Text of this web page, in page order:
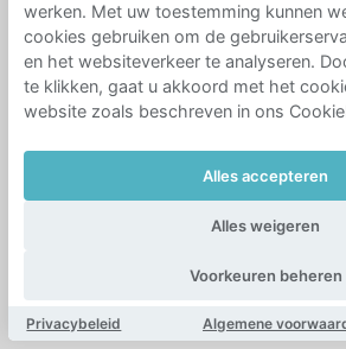
werken. Met uw toestemming kunnen
cookies gebruiken om de
en het websiteverkeer te analyseren.
te klikken, gaat u akkoord met het
website zoals beschreven in ons
Alles accepteren
Alles weigeren
Voorkeuren beheren
Privacybeleid Algemene